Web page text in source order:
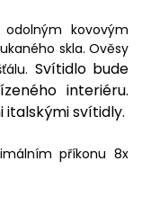
kovovým
skla. Ověsy
Svítidlo bude
interiéru.
italskými svítidly.
příkonu 8x